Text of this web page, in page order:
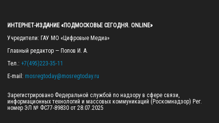
ИНТЕРНЕТ-ИЗДАНИЕ «ПОДМОСКОВЬЕ СЕГОДНЯ. ONLINE»
Учредители: ГАУ МО «Цифровые Медиа»
Главный редактор — Попов И. А.
Тел.: +7(495)223-35-11
E-mail: mosregtoday@mosregtoday.ru
Зарегистрировано Федеральной службой по надзору в сфере связи,
информационных технологий и массовых коммуникаций (Роскомнадзор) Рег.
номер ЭЛ № ФС77-89830 от 28.07.2025